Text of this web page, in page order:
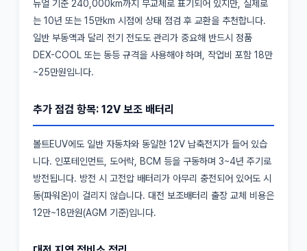
뉴얼 기준 240,000km까지 무교체로 표기되어 있지만, 실제로
는 10년 또는 15만km 시점에 상태 점검 후 교환을 추천합니다.
일반 부동액과 달리 전기 전도도 관리가 중요해 반드시 정품
DEX-COOL 또는 동등 규격을 사용해야 하며, 작업비 포함 18만
~25만원입니다.
추가 점검 항목: 12V 보조 배터리
볼트EUV에도 일반 자동차와 동일한 12V 납축전지가 들어 있습
니다. 인포테인먼트, 도어락, BCM 등을 구동하며 3~4년 주기로
방전됩니다. 방전 시 고전압 배터리가 아무리 충전되어 있어도 시
동(파워온)이 걸리지 않습니다. 대전 보조배터리 출장 교체 비용은
12만~18만원(AGM 기준)입니다.